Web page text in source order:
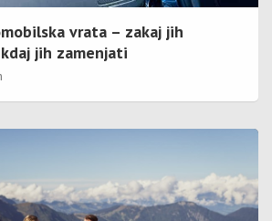
vrata – zakaj jih
jih zamenjati